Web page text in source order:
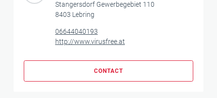
Stangersdorf Gewerbegebiet 110
8403 Lebring
06644040193
http://www.virusfree.at
CONTACT